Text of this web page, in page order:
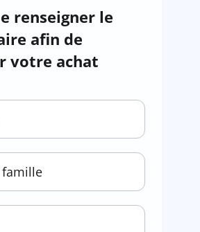
renseigner le
afin de
votre achat